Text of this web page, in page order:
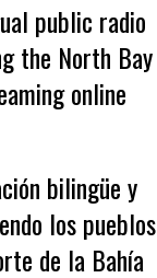
public radio
the North Bay
online
bilingüe y
los pueblos
de la Bahía